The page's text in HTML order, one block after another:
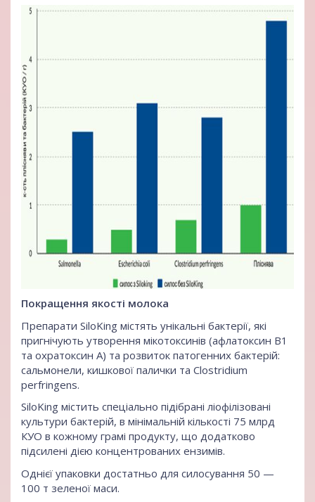
Покращення якості молока
Препарати SiloKing містять унікальні бактерії, які
пригнічують утворення мікотоксинів (афлатоксин В1
та охратоксин А) та розвиток патогенних бактерій:
сальмонели, кишкової палички та Clostridium
perfringens.
SiloKing містить спеціально підібрані ліофілізовані
культури бактерій, в мінімальній кількості 75 млрд
КУО в кожному грамі продукту, що додатково
підсилені дією концентрованих ензимів.
Однієї упаковки достатньо для силосування 50 —
100 т зеленої маси.